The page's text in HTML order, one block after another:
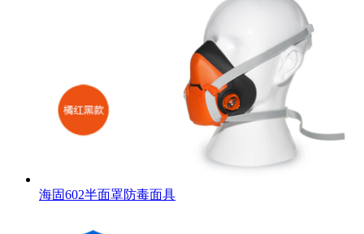
海固602半面罩防毒面具